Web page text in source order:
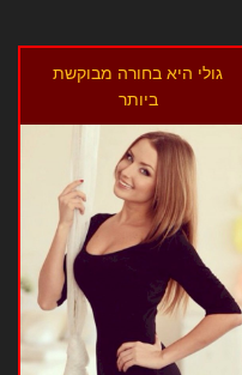
גולי היא בחורה מבוקשת
ביותר